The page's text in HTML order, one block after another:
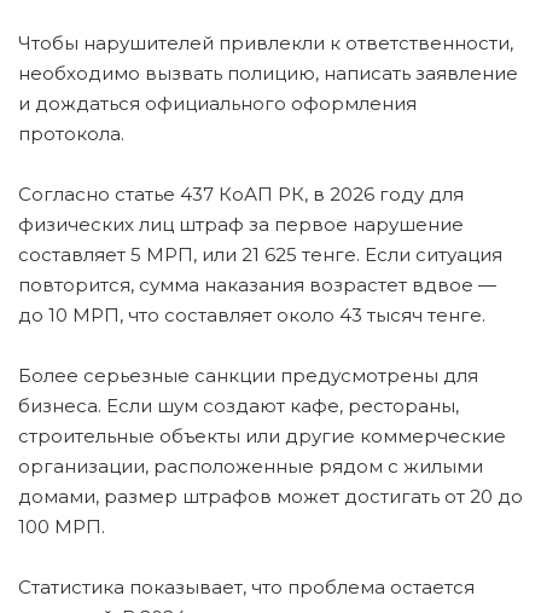
Чтобы нарушителей привлекли к ответственности,
необходимо вызвать полицию, написать заявление
и дождаться официального оформления
протокола.
Согласно статье 437 КоАП РК, в 2026 году для
физических лиц штраф за первое нарушение
составляет 5 МРП, или 21 625 тенге. Если ситуация
повторится, сумма наказания возрастет вдвое —
до 10 МРП, что составляет около 43 тысяч тенге.
Более серьезные санкции предусмотрены для
бизнеса. Если шум создают кафе, рестораны,
строительные объекты или другие коммерческие
организации, расположенные рядом с жилыми
домами, размер штрафов может достигать от 20 до
100 МРП.
Статистика показывает, что проблема остается